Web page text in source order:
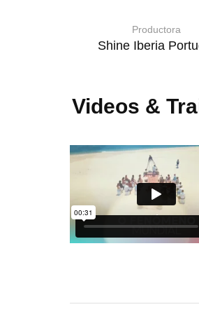
Productora
Shine Iberia
Videos &